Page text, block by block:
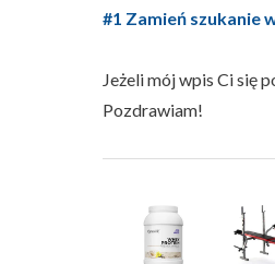
#1 Zamień szukanie
Jeżeli mój wpis Ci się
Pozdrawiam!